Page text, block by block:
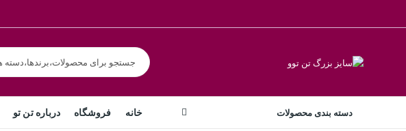
دسته بندی محصولات خانه فروشگاه درباره تن تو